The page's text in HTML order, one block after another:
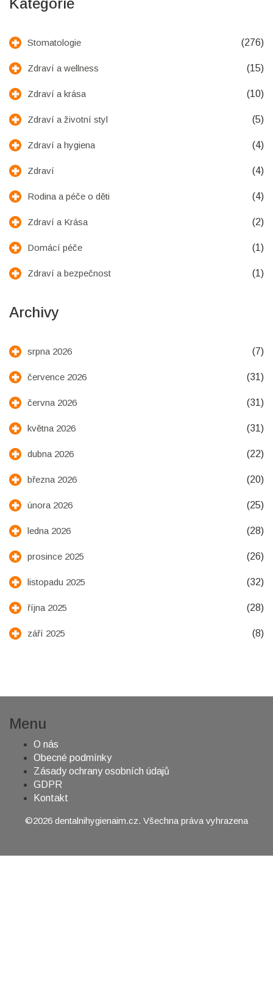
Stomatologie (276)
Zdraví a wellness (15)
Zdraví a krása (10)
Zdraví a životní styl (5)
Zdraví a hygiena (4)
Zdraví (4)
Rodina a péče o děti (4)
Zdraví a Krása (2)
Domácí péče (1)
Zdraví a bezpečnost (1)
Archivy
srpna 2026 (7)
července 2026 (31)
června 2026 (31)
května 2026 (31)
dubna 2026 (22)
března 2026 (20)
února 2026 (25)
ledna 2026 (28)
prosince 2025 (26)
listopadu 2025 (32)
října 2025 (28)
září 2025 (8)
Menu
O nás
Obecné podmínky
Zásady ochrany osobních údajů
GDPR
Kontakt
©2026 dentalnihygienaim.cz. Všechna práva vyhrazena